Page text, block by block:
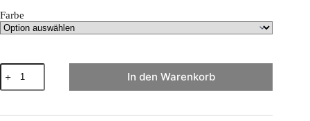
Farbe
"Du
bist
die
-
In den Warenkorb